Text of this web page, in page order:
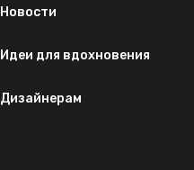
Новости
Идеи для вдохновения
Дизайнерам